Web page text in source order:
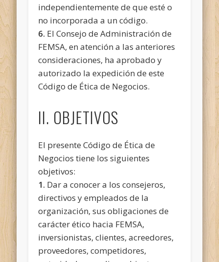
independientemente de que esté o
no incorporada a un código.
6. El Consejo de Administración de
FEMSA, en atención a las anteriores
consideraciones, ha aprobado y
autorizado la expedición de este
Código de Ética de Negocios.
II. OBJETIVOS
El presente Código de Ética de
Negocios tiene los siguientes
objetivos:
1. Dar a conocer a los consejeros,
directivos y empleados de la
organización, sus obligaciones de
carácter ético hacia FEMSA,
inversionistas, clientes, acreedores,
proveedores, competidores,